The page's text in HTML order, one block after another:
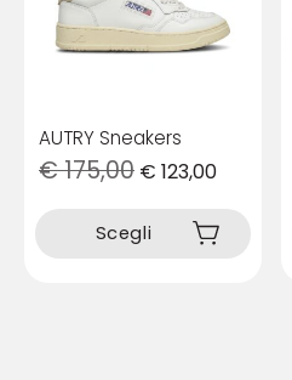
AUTRY Sneakers
€175,00 € 123,00
Scegli
prodotto